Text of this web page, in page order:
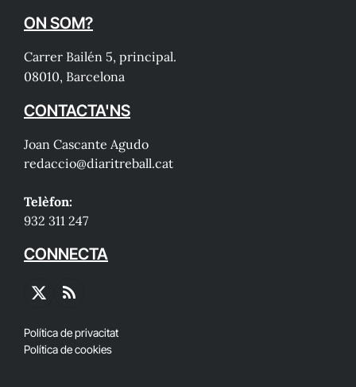
ON SOM?
Carrer Bailén 5, principal.
08010, Barcelona
CONTACTA'NS
Joan Cascante Agudo
redaccio@diaritreball.cat
Telèfon:
932 311 247
CONNECTA
X
RSS
Política de privacitat
Política de cookies